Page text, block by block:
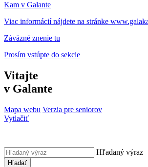
Kam v Galante
Viac informácií nájdete na stránke
Záväzné znenie tu
Prosím vstúpte do sekcie
Vitajte
v Galante
Mapa webu Verzia pre seniorov
Vytlačiť
Hľadaný výraz
Hľadať